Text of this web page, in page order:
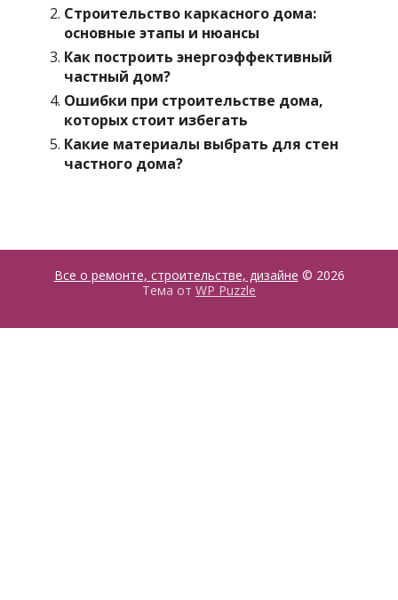
Строительство каркасного дома:
основные этапы и нюансы
Как построить энергоэффективный
частный дом?
Ошибки при строительстве дома,
которых стоит избегать
Какие материалы выбрать для стен
частного дома?
Все о ремонте, строительстве, дизайне © 2026
Тема от WP Puzzle